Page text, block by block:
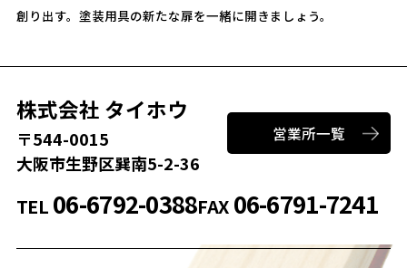
創り出す。 塗装用具の新たな扉を一緒に開きましょう。
株式会社 タイホウ
〒544-0015
大阪市生野区巽南5-2-36
営業所一覧
TEL06-6792-0388FAX06-6791-7241